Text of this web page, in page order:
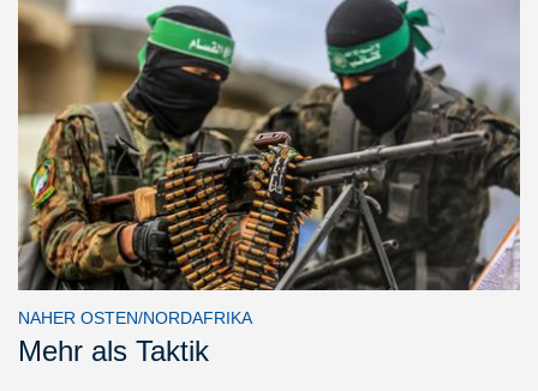
NAHER OSTEN/NORDAFRIKA
Mehr als Taktik